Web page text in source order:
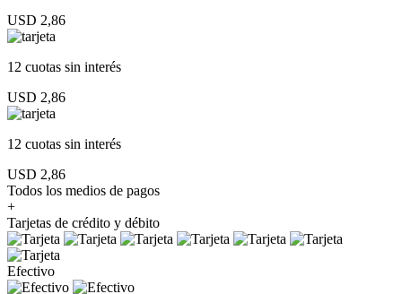
USD 2,86
12 cuotas sin interés
USD 2,86
12 cuotas sin interés
USD 2,86
Todos los medios de pagos
+
Tarjetas de crédito y débito
Efectivo